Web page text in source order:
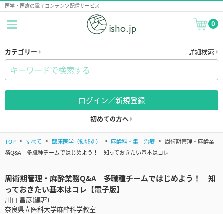
医学・医療の電子コンテンツ配信サービス
0
カテゴリー 詳細検索
ログイン／新規登録
初めての方へ
TOP すべて 臨床医学（領域別） 麻酔科・集中治療
周術期管理・麻酔業
務Q&A 多職種チームではじめよう！ 知っておきたい基本はコレ
周術期管理・麻酔業務Q&A 多職種チームではじめよう！ 知
っておきたい基本はコレ【電子版】
川口 昌彦(編著)
奈良県立医科大学麻酔科学教室